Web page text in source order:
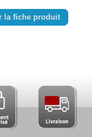
la fiche produit